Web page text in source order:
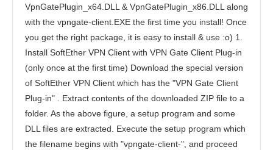
VpnGatePlugin_x64.DLL & VpnGatePlugin_x86.DLL along
with the vpngate-client.EXE the first time you install! Once
you get the right package, it is easy to install & use :o) 1.
Install SoftEther VPN Client with VPN Gate Client Plug-in
(only once at the first time) Download the special version
of SoftEther VPN Client which has the "VPN Gate Client
Plug-in" . Extract contents of the downloaded ZIP file to a
folder. As the above figure, a setup program and some
DLL files are extracted. Execute the setup program which
the filename begins with "vpngate-client-", and proceed